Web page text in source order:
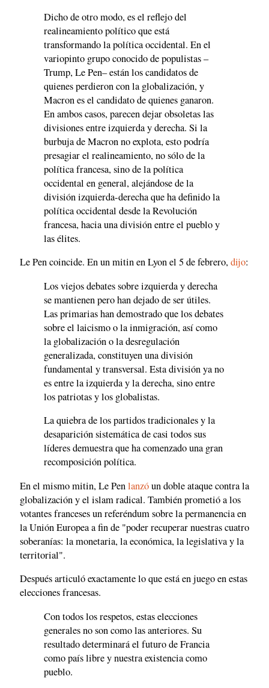
Dicho de otro modo, es el reflejo del
realineamiento político que está
transformando la política occidental. En el
variopinto grupo conocido de populistas –
Trump, Le Pen– están los candidatos de
quienes perdieron con la globalización, y
Macron es el candidato de quienes ganaron.
En ambos casos, parecen dejar obsoletas las
divisiones entre izquierda y derecha. Si la
burbuja de Macron no explota, esto podría
presagiar el realineamiento, no sólo de la
política francesa, sino de la política
occidental en general, alejándose de la
división izquierda-derecha que ha definido la
política occidental desde la Revolución
francesa, hacia una división entre el pueblo y
las élites.
Le Pen coincide. En un mitin en Lyon el 5 de febrero,dijo:
Los viejos debates sobre izquierda y derecha
se mantienen pero han dejado de ser útiles.
Las primarias han demostrado que los debates
sobre el laicismo o la inmigración, así como
la globalización o la desregulación
generalizada, constituyen una división
fundamental y transversal. Esta división ya no
es entre la izquierda y la derecha, sino entre
los patriotas y los globalistas.
La quiebra de los partidos tradicionales y la
desaparición sistemática de casi todos sus
líderes demuestra que ha comenzado una gran
recomposición política.
En el mismo mitin, Le Penlanzóun doble ataque contra la
globalización y el islam radical. También prometió a los
votantes franceses un referéndum sobre la permanencia en
la Unión Europea a fin de "poder recuperar nuestras cuatro
soberanías: la monetaria, la económica, la legislativa y la
territorial".
Después articuló exactamente lo que está en juego en estas
elecciones francesas.
Con todos los respetos, estas elecciones
generales no son como las anteriores. Su
resultado determinará el futuro de Francia
como país libre y nuestra existencia como
pueblo.